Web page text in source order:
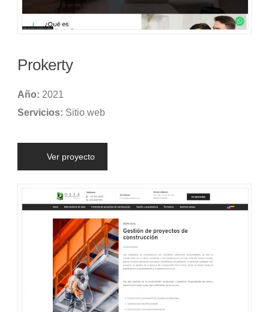
Prokerty
Año: 2021
Servicios: Sitio web
Ver proyecto